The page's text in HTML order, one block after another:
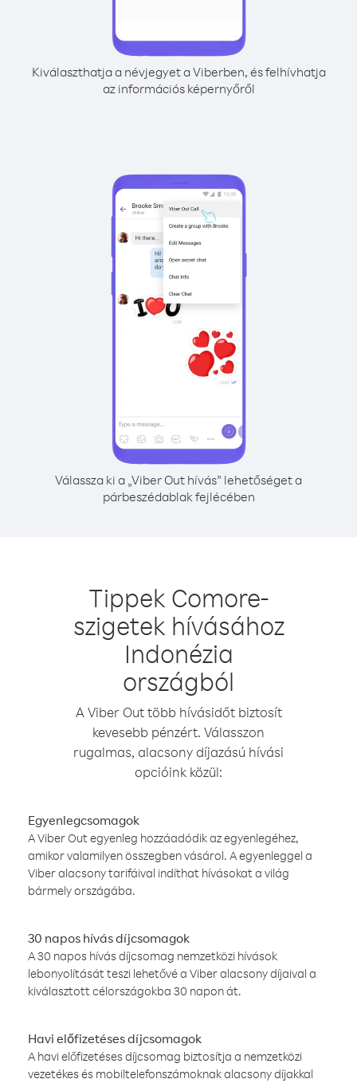
Kiválaszthatja a névjegyet a Viberben, és felhívhatja
az információs képernyőről
Válassza ki a „Viber Out hívás” lehetőséget a
párbeszédablak fejlécében
Tippek Comore-
szigetek hívásához
Indonézia
országból
A Viber Out több hívásidőt biztosít
kevesebb pénzért. Válasszon
rugalmas, alacsony díjazású hívási
opcióink közül:
Egyenlegcsomagok
A Viber Out egyenleg hozzáadódik az egyenlegéhez,
amikor valamilyen összegben vásárol. A egyenleggel a
Viber alacsony tarifáival indíthat hívásokat a világ
bármely országába.
30 napos hívás díjcsomagok
A 30 napos hívás díjcsomag nemzetközi hívások
lebonyolítását teszi lehetővé a Viber alacsony díjaival a
kiválasztott célországokba 30 napon át.
Havi előfizetéses díjcsomagok
A havi előfizetéses díjcsomag biztosítja a nemzetközi
vezetékes és mobiltelefonszámoknak alacsony díjakkal